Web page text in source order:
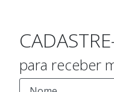
para receber